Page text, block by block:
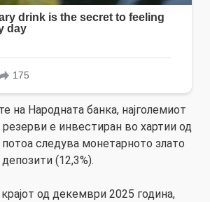
на Народната банка, најголемиот
е инвестиран во хартии од
следува монетарното злато
(12,3%).
од декември 2025 година,